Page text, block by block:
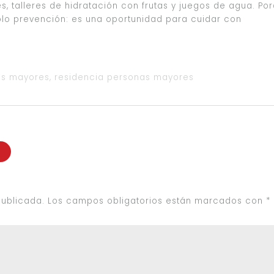
talleres de hidratación con frutas y juegos de agua.
prevención: es una oportunidad para cuidar con
mayores, residencia personas mayores
Los campos obligatorios están marcados con *